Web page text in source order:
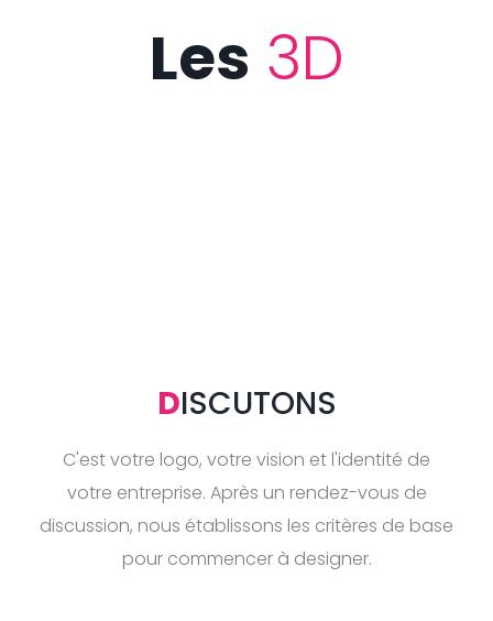
Les 3D
DISCUTONS
C'est votre logo, votre vision et l'identité de
votre entreprise. Après un rendez-vous de
discussion, nous établissons les critères de base
pour commencer à designer.